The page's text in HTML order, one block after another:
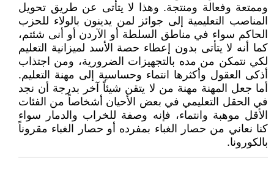
وممتعة وفعالة ومنتجة. وهذا لا يتأتى عن طريق تحويل
المناصب التعليمية إلى جوائز لمن يدينون بالولاء للحزب
الحاكم سواء في مناطق السلطة أو الآردن أو أنى شئتم،
كما أنه لا يتأتى بدون إعطاء حصة الأسد لميزانية التعليم
لكي نتمكن من مده بالتجهيزات الضرورية، ومن اجتذاب
أذكى العقول وأكثرها انتماء وحساسية إلى مهنة التعليم.
أما جعل المهنة مهنة من لا يتقن شيئاً آخر بدرجة أن نجد
في الحقل التعليمي في بعض الأحيان أشخاصاً من الفئات
الأقل موهبة وانتماء، فإنه وصفة للخراب والدمار سواء
كنا نعاني من حصار الغباء بمفرده أو حصار الغباء مقروناً
بالكورونا.